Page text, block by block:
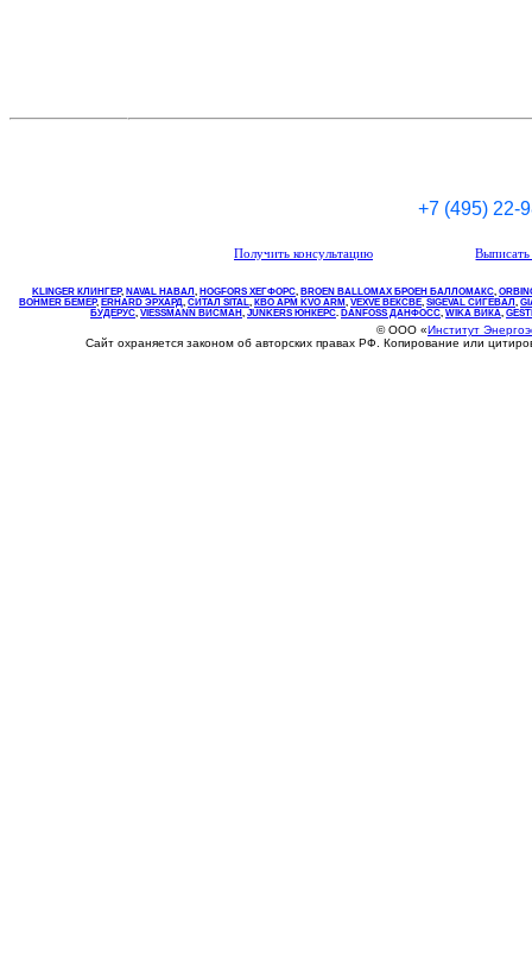
+7 (495) 22-
Получить консультацию
KLINGER КЛИНГЕР, NAVAL НАВАЛ , НOGFORS ХЕГФОРС, BROEN BALLOMAX БРОЕН БАЛЛОМАКС,
BOHMER БЕМЕР, ERHARD ЭРХАРД, СИТАЛ SITAL, КВО АРМ KVO ARM, VEXVE ВЕКСВЕ, SIGEVAL СИГЕВАЛ ,
БУДЕРУС, VIESSMANN ВИСМАН , JUNKERS ЮНКЕРС. DANFOSS ДАНФОСС, WIKA ВИКА,
© ООО «Институт
Сайт охраняется законом об авторских правах РФ. Копирование или